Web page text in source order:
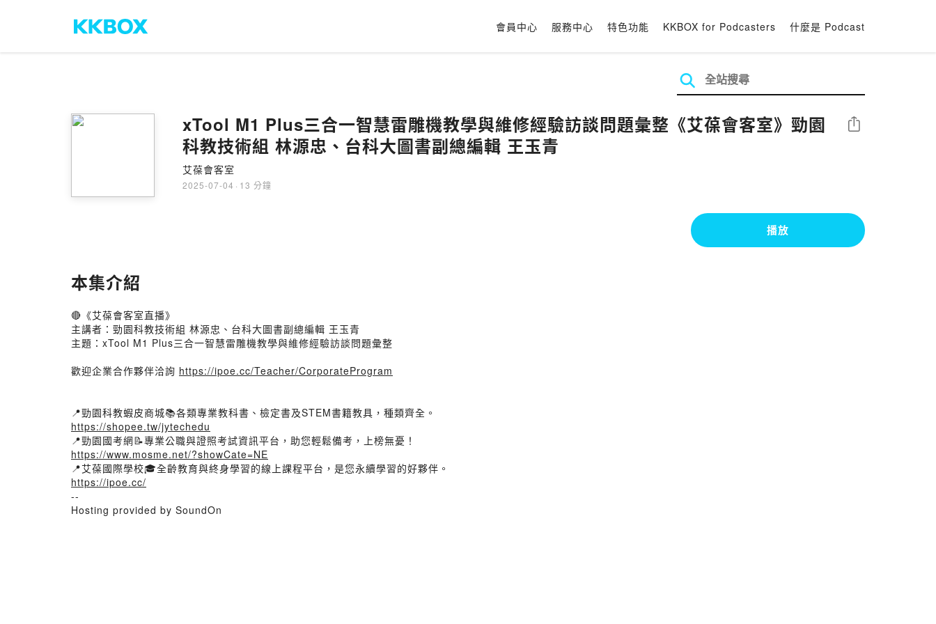
會員中心 服務中心 特色功能 KKBOX for Podcasters 什麼是 Podcast
xTool M1 Plus三合一智慧雷雕機教學與維修經驗訪談問題彙整《艾葆會客室》勁園
科教技術組 林源忠、台科大圖書副總編輯 王玉青
艾葆會客室
2025-07-04 · 13 分鐘
分享
播放
本集介紹
🔴《艾葆會客室直播》
主講者：勁園科教技術組 林源忠、台科大圖書副總編輯 王玉青
主題：xTool M1 Plus三合一智慧雷雕機教學與維修經驗訪談問題彙整
歡迎企業合作夥伴洽詢 https://ipoe.cc/Teacher/CorporateProgram
📍勁園科教蝦皮商城📚各類專業教科書、檢定書及STEM書籍教具，種類齊全。
https://shopee.tw/jytechedu
📍勁園國考網📝專業公職與證照考試資訊平台，助您輕鬆備考，上榜無憂！
https://www.mosme.net/?showCate=NE
📍艾葆國際學校🎓全齡教育與終身學習的線上課程平台，是您永續學習的好夥伴。
https://ipoe.cc/
--
Hosting provided by SoundOn